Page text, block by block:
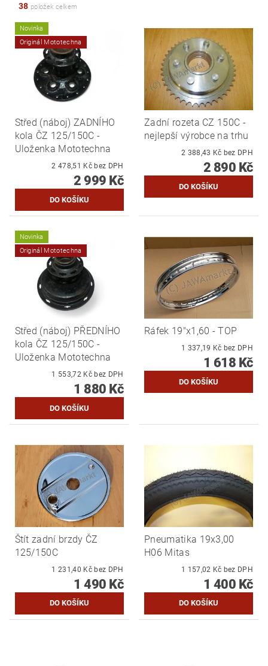
38 položek celkem
Novinka
Originál Mototechna
Střed (náboj) ZADNÍHO
kola ČZ 125/150C -
Uloženka Mototechna
2 478,51 Kč bez DPH
2 999 Kč
Zadní rozeta CZ 150C -
nejlepší výrobce na trhu
2 388,43 Kč bez DPH
2 890 Kč
Novinka
Originál Mototechna
Střed (náboj) PŘEDNÍHO
kola ČZ 125/150C -
Uloženka Mototechna
1 553,72 Kč bez DPH
1 880 Kč
Ráfek 19"x1,60 - TOP
1 337,19 Kč bez DPH
1 618 Kč
Štít zadní brzdy ČZ
125/150C
1 231,40 Kč bez DPH
1 490 Kč
Pneumatika 19x3,00
H06 Mitas
1 157,02 Kč bez DPH
1 400 Kč